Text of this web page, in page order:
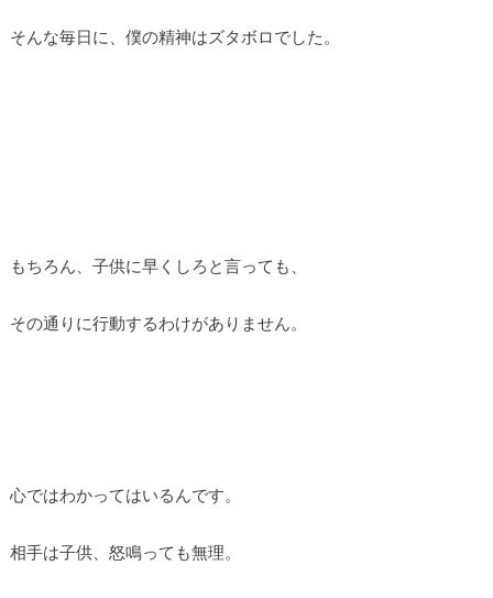
そんな毎日に、僕の精神はズタボロでした。
もちろん、子供に早くしろと言っても、
その通りに行動するわけがありません。
心ではわかってはいるんです。
相手は子供、怒鳴っても無理。